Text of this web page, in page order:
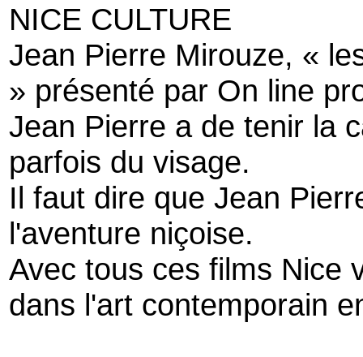
NICE CULTURE
Jean Pierre Mirouze, «
» présenté par On line
Jean Pierre a de tenir la
parfois du visage.
Il faut dire que Jean
l'aventure niçoise.
Avec tous ces films Nice
dans l'art contemporain